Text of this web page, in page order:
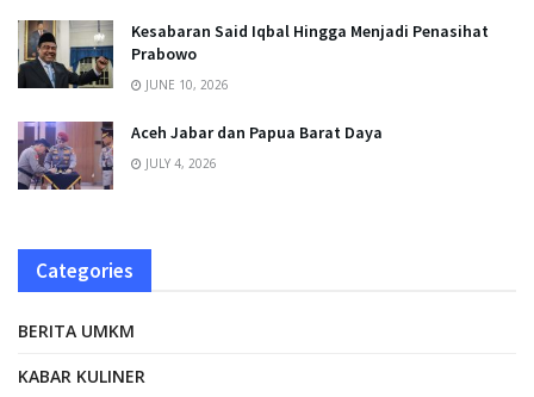
Kesabaran Said Iqbal Hingga Menjadi Penasihat
Prabowo
JUNE 10, 2026
Aceh Jabar dan Papua Barat Daya
JULY 4, 2026
Categories
BERITA UMKM
KABAR KULINER